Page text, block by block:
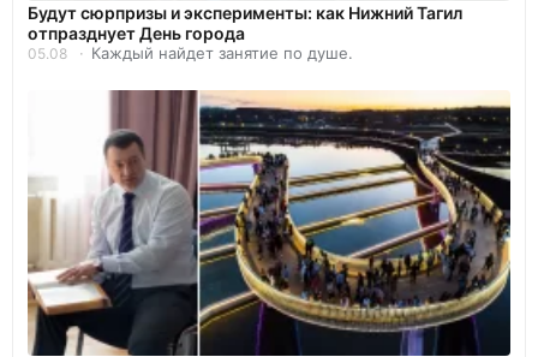
Будут сюрпризы и эксперименты: как Нижний Тагил
отпразднует День города
05.08 Каждый найдет занятие по душе.